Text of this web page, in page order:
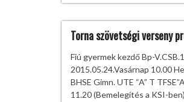
Torna szövetségi verseny
Fiú gyermek kezdő Bp-
2015.05.24.Vasárnap 10.00
BHSE Gimn. UTE “A” T
11.20 (Bemelegítés a KSI-